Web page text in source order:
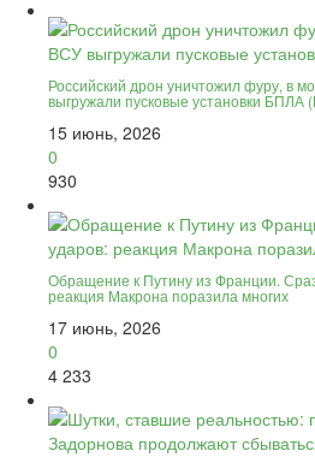
Российский дрон уничтожил фуру, в
выгружали пусковые установки БПЛА
15 июнь, 2026
0
930
Обращение к Путину из Франции.
реакция Макрона поразила многих
17 июнь, 2026
0
4 233